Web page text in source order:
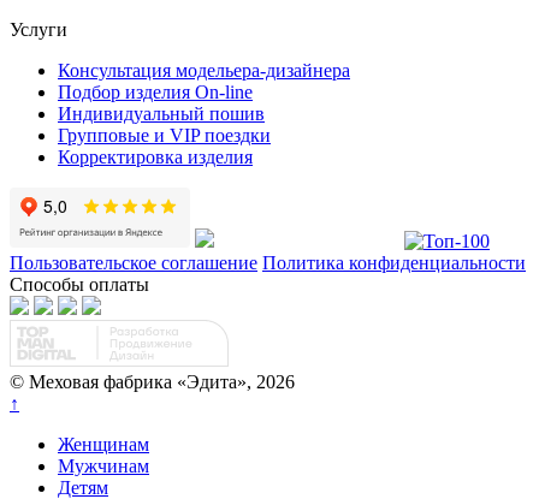
Услуги
Консультация модельера-дизайнера
Подбор изделия On-line
Индивидуальный пошив
Групповые и VIP поездки
Корректировка изделия
Пользовательское соглашение Политика конфиденциальности
Способы оплаты
© Меховая фабрика «Эдита», 2026
↑
Женщинам
Мужчинам
Детям